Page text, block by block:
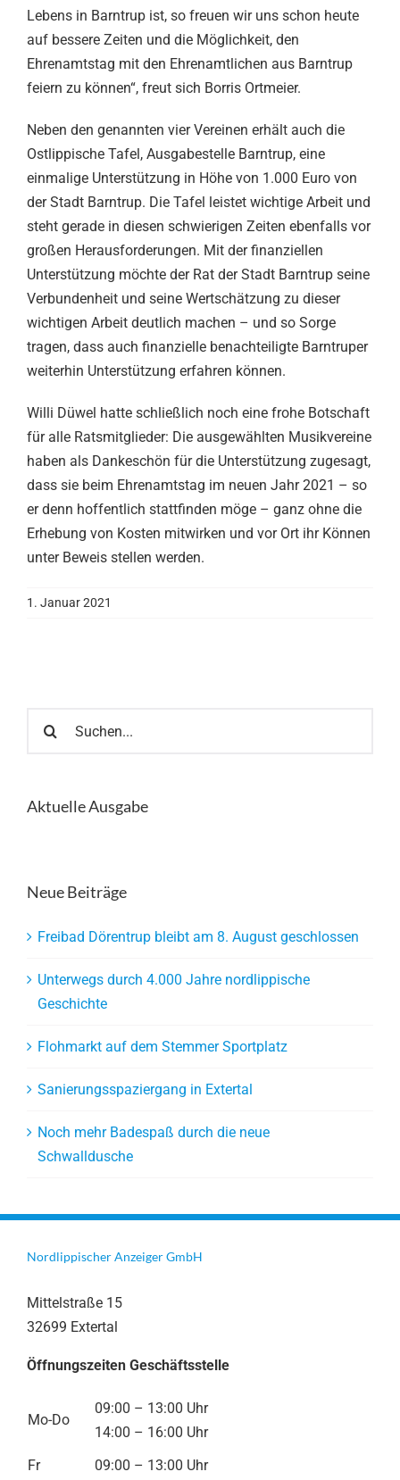
Lebens in Barntrup ist, so freuen wir uns schon heute
auf bessere Zeiten und die Möglichkeit, den
Ehrenamtstag mit den Ehrenamtlichen aus Barntrup
feiern zu können“, freut sich Borris Ortmeier.
Neben den genannten vier Vereinen erhält auch die
Ostlippische Tafel, Ausgabestelle Barntrup, eine
einmalige Unterstützung in Höhe von 1.000 Euro von
der Stadt Barntrup. Die Tafel leistet wichtige Arbeit und
steht gerade in diesen schwierigen Zeiten ebenfalls vor
großen Herausforderungen. Mit der finanziellen
Unterstützung möchte der Rat der Stadt Barntrup seine
Verbundenheit und seine Wertschätzung zu dieser
wichtigen Arbeit deutlich machen – und so Sorge
tragen, dass auch finanzielle benachteiligte Barntruper
weiterhin Unterstützung erfahren können.
Willi Düwel hatte schließlich noch eine frohe Botschaft
für alle Ratsmitglieder: Die ausgewählten Musikvereine
haben als Dankeschön für die Unterstützung zugesagt,
dass sie beim Ehrenamtstag im neuen Jahr 2021 – so
er denn hoffentlich stattfinden möge – ganz ohne die
Erhebung von Kosten mitwirken und vor Ort ihr Können
unter Beweis stellen werden.
1. Januar 2021
nach:
Aktuelle Ausgabe
Neue Beiträge
Freibad Dörentrup bleibt am 8. August geschlossen
Unterwegs durch 4.000 Jahre nordlippische
Geschichte
Flohmarkt auf dem Stemmer Sportplatz
Sanierungsspaziergang in Extertal
Noch mehr Badespaß durch die neue
Schwalldusche
Nordlippischer Anzeiger GmbH
Mittelstraße 15
32699 Extertal
Öffnungszeiten Geschäftsstelle
Mo-Do
09:00 – 13:00 Uhr
14:00 – 16:00 Uhr
Fr
09:00 – 13:00 Uhr